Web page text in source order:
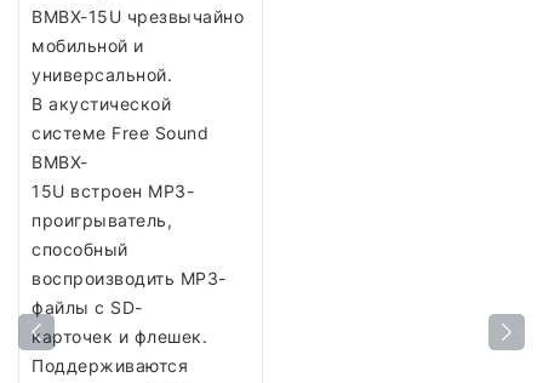
BMBX-15U чрезвычайно
мобильной и
универсальной.
В акустической
системе Free Sound
BMBX-
15U встроен MP3-
проигрыватель,
способный
воспроизводить MP3-
файлы с SD-
карточек и флешек.
Поддерживаются